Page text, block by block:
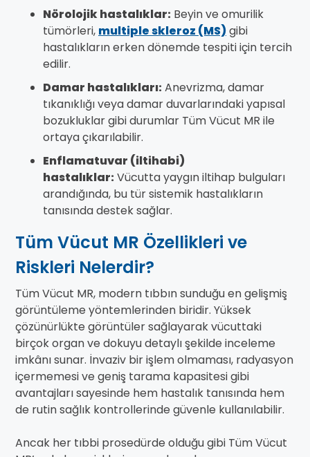
Nörolojik hastalıklar: Beyin ve omurilik
tümörleri, multiple skleroz (MS)gibi
hastalıkların erken dönemde tespiti için tercih
edilir.
Damar hastalıkları:Anevrizma, damar
tıkanıklığı veya damar duvarlarındaki yapısal
bozukluklar gibi durumlar Tüm Vücut MR ile
ortaya çıkarılabilir.
Enflamatuvar (iltihabi)
hastalıklar:Vücutta yaygın iltihap bulguları
arandığında, bu tür sistemik hastalıkların
tanısında destek sağlar.
Tüm Vücut MR Özellikleri ve
Riskleri Nelerdir?
Tüm Vücut MR, modern tıbbın sunduğu en gelişmiş
görüntüleme yöntemlerinden biridir. Yüksek
çözünürlükte görüntüler sağlayarak vücuttaki
birçok organ ve dokuyu detaylı şekilde inceleme
imkânı sunar. İnvaziv bir işlem olmaması, radyasyon
içermemesi ve geniş tarama kapasitesi gibi
avantajları sayesinde hem hastalık tanısında hem
de rutin sağlık kontrollerinde güvenle kullanılabilir.
Ancak her tıbbi prosedürde olduğu gibi Tüm Vücut